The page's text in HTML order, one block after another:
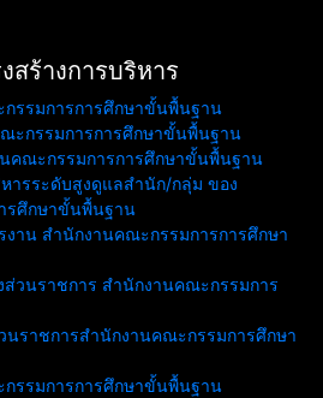
สร้างการบริหาร
รรมการการศึกษาขั้นพื้นฐาน
ะกรรมการการศึกษาขั้นพื้นฐาน
คณะกรรมการการศึกษาขั้นพื้นฐาน
ารระดับสูงดูแลสำนัก/กลุ่ม ของ
รศึกษาขั้นพื้นฐาน
งาน สำนักงานคณะกรรมการการศึกษา
ส่วนราชการ สำนักงานคณะกรรมการ
นราชการสำนักงานคณะกรรมการศึกษา
รรมการการศึกษาขั้นพื้นฐาน